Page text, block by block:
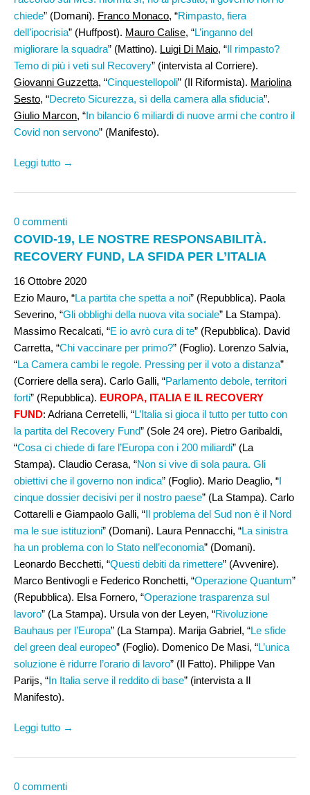
chiede” (Domani). Franco Monaco, “Rimpasto, fiera
dell’ipocrisia” (Huffpost). Mauro Calise, “L’inganno del
migliorare la squadra” (Mattino). Luigi Di Maio, “Il rimpasto?
Temo di più i veti sul Recovery” (intervista al Corriere).
Giovanni Guzzetta, “Cinquestellopoli” (Il Riformista). Mariolina
Sesto, “Decreto Sicurezza, sì della camera alla sfiducia”.
Giulio Marcon, “In bilancio 6 miliardi di nuove armi che contro il
Covid non servono” (Manifesto).
Leggi tutto →
0 commenti
COVID-19, LE NOSTRE RESPONSABILITÀ.
RECOVERY FUND, LA SFIDA PER L’ITALIA
16 Ottobre 2020
Ezio Mauro, “La partita che spetta a noi” (Repubblica). Paola
Severino, “Gli obblighi della nuova vita sociale” La Stampa).
Massimo Recalcati, “E io avrò cura di te” (Repubblica). David
Carretta, “Chi vaccinare per primo?” (Foglio). Lorenzo Salvia,
“La Camera cambi le regole. Pressing per il voto a distanza”
(Corriere della sera). Carlo Galli, “Parlamento debole, territori
forti” (Repubblica). EUROPA, ITALIA E IL RECOVERY
FUND: Adriana Cerretelli, “L’Italia si gioca il tutto per tutto con
la partita del Recovery Fund” (Sole 24 ore). Pietro Garibaldi,
“Cosa ci chiede di fare l’Europa con i 200 miliardi” (La
Stampa). Claudio Cerasa, “Non si vive di sola paura. Gli
obiettivi che il governo non indica” (Foglio). Mario Deaglio, “I
cinque dossier decisivi per il nostro paese” (La Stampa). Carlo
Cottarelli e Giampaolo Galli, “Il problema del Sud non è il Nord
ma le sue istituzioni” (Domani). Laura Pennacchi, “La sinistra
ha un problema con lo Stato nell’economia” (Domani).
Leonardo Becchetti, “Questi debiti da rimettere” (Avvenire).
Marco Bentivogli e Federico Ronchetti, “Operazione Quantum”
(Repubblica). Elsa Fornero, “Operazione trasparenza sul
lavoro” (La Stampa). Ursula von der Leyen, “Rivoluzione
Bauhaus per l’Europa” (La Stampa). Marija Gabriel, “Le sfide
del green deal europeo” (Foglio). Domenico De Masi, “L’unica
soluzione è ridurre l’orario di lavoro” (Il Fatto). Philippe Van
Parijs, “In Italia serve il reddito di base” (intervista a Il
Manifesto).
Leggi tutto →
0 commenti